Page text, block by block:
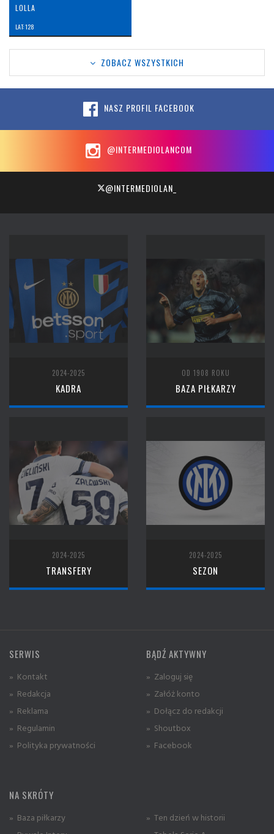
LOLLA
LAT: 128
ZOBACZ WSZYSTKICH
NASZ PROFIL FACEBOOK
@INTERMEDIOLANCOM
@INTERMEDIOLAN_
2024-2025
KADRA
OD 1908 ROKU
BAZA PIŁKARZY
2024-2025
TRANSFERY
2024-2025
SEZON
SERWIS
» Kontakt
» Redakcja
» Reklama
» Regulamin
» Polityka prywatności
BĄDŹ AKTYWNY
» Zaloguj się
» Załóż konto
» Dołącz do redakcji
» Shoutbox
» Facebook
NA SKRÓTY
» Baza piłkarzy
» Ten dzień w historii